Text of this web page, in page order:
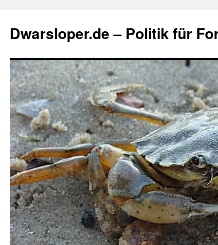
springen
Dwarsloper.de – Politik für